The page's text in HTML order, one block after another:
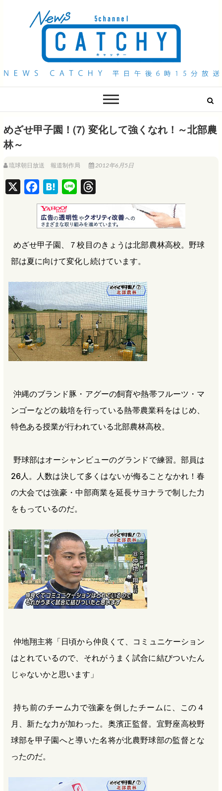
QAB NEWS Headline
めざせ甲子園！(7) 変化して強くなれ！～北部農
林～
琉球朝日放送 報道制作局 2012年6月5日
a
c
e
b
o
k
H
a
t
e
n
a
i
n
e
h
r
e
a
d
めざせ甲子園、７校目のきょうは北部農林高校。野球
部は夏に向けて変化し続けています。
沖縄のブランド豚・アグーの飼育や熱帯フルーツ・マ
ンゴーなどの栽培を行っている熱帯農業科をはじめ、
特色ある授業が行われている北部農林高校。
野球部はオーシャンビューのグランドで練習。部員は
26人。人数は決して多くはないが侮ることなかれ！春
の大会では強豪・中部商業を延長サヨナラで制した力
をもっているのだ。
仲地翔主将「日頃から仲良くて、コミュニケーション
はとれているので、それがうまく試合に結びついたん
じゃないかと思います」
持ち前のチーム力で強豪を倒したチームに、この４
月、新たな力が加わった。奥濱正監督。宜野座高校野
球部を甲子園へと導いた名将が北農野球部の監督とな
ったのだ。